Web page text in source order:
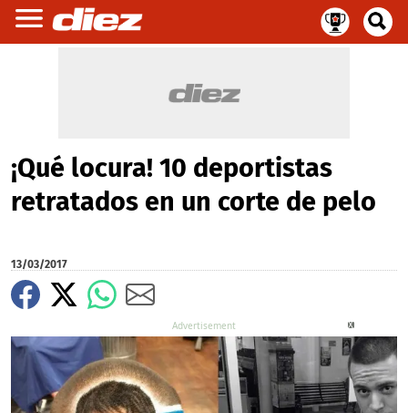
¡Qué locura! 10 deportistas
retratados en un corte de pelo
13/03/2017
X